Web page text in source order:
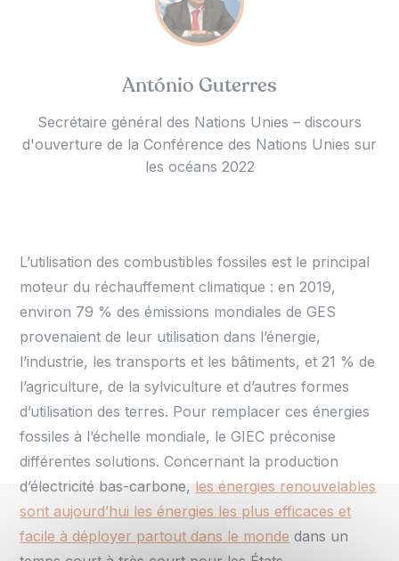
António Guterres
Secrétaire général des Nations Unies – discours
d'ouverture de la Conférence des Nations Unies sur
les océans 2022
L’utilisation des combustibles fossiles est le principal
moteur du réchauffement climatique : en 2019,
environ 79 % des émissions mondiales de GES
provenaient de leur utilisation dans l’énergie,
l’industrie, les transports et les bâtiments, et 21 % de
l’agriculture, de la sylviculture et d’autres formes
d’utilisation des terres. Pour remplacer ces énergies
fossiles à l’échelle mondiale, le GIEC préconise
différentes solutions. Concernant la production
d’électricité bas-carbone, les énergies renouvelables
sont aujourd’hui les énergies les plus efficaces et
facile à déployer partout dans le monde dans un